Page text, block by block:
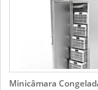
Minicâmara